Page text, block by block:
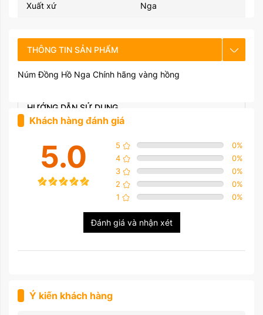
Xuất xứ Nga
THÔNG TIN SẢN PHẨM
CHẾ ĐỘ BẢO HÀNH
HƯỚNG DẪN SỬ DỤNG
Núm Đồng Hồ Nga Chính hãng vàng hồng
Khách hàng đánh giá
5.0 5 0%
4
0%
3
0%
2
0%
1
0%
Đánh giá và nhận xét
Ý kiến khách hàng